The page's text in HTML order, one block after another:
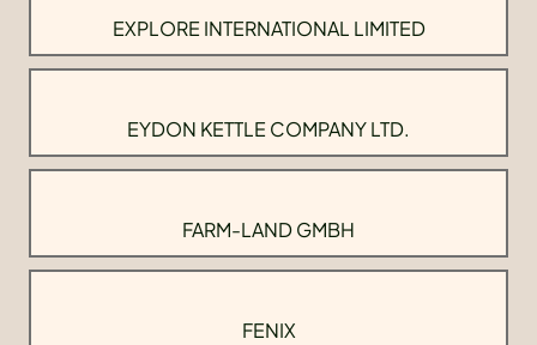
EXPLORE INTERNATIONAL LIMITED
EYDON KETTLE COMPANY LTD.
FARM-LAND GMBH
FENIX